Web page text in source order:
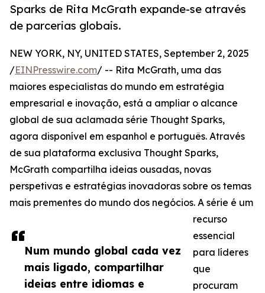
Sparks de Rita McGrath expande-se através
de parcerias globais.
Num mundo global cada vez
mais ligado, compartilhar
ideias entre idiomas e
NEW YORK, NY, UNITED STATES, September 2, 2025
/EINPresswire.com/ -- Rita McGrath, uma das
maiores especialistas do mundo em estratégia
empresarial e inovação, está a ampliar o alcance
global de sua aclamada série Thought Sparks,
agora disponível em espanhol e português. Através
de sua plataforma exclusiva Thought Sparks,
McGrath compartilha ideias ousadas, novas
perspetivas e estratégias inovadoras sobre os temas
mais prementes do mundo dos negócios. A série é um
recurso
essencial
para líderes
que
procuram